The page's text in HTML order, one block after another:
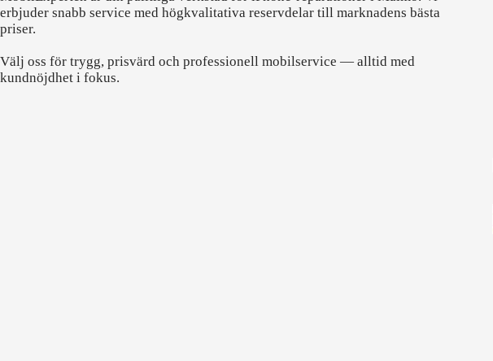
erbjuder snabb service med högkvalitativa reservdelar till marknadens bästa
priser.
Välj oss för trygg, prisvärd och professionell mobilservice — alltid med
kundnöjdhet i fokus.